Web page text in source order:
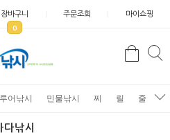
장바구니
0
주문조회 마이쇼핑
검
루어낚시 민물낚시 찌 릴 줄
다낚시